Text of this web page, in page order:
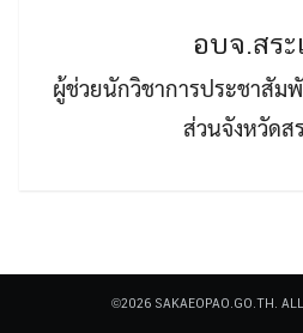
อบจ.สระ
ผู้ช่วยนักวิชาการประชาสัม
ส่วนจังหวัดส
©2026 SAKAEOPAO.GO.TH. ALL